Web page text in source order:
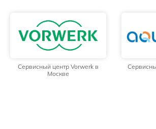
Сервисный центр Vorwerk в
Москве